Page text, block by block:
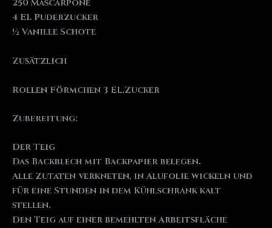
250 Mascarpone
4 EL Puderzucker
½ Vanille Schote
Zusätzlich
Rollen Förmchen 3 EL.Zucker
Zubereitung:
Der Teig
Das Backblech mit Backpapier belegen.
Alle Zutaten verkneten, in Alufolie wickeln und
für eine Stunden in dem Kühlschrank kalt
stellen.
Den Teig auf einer bemehlten Arbeitsfläche